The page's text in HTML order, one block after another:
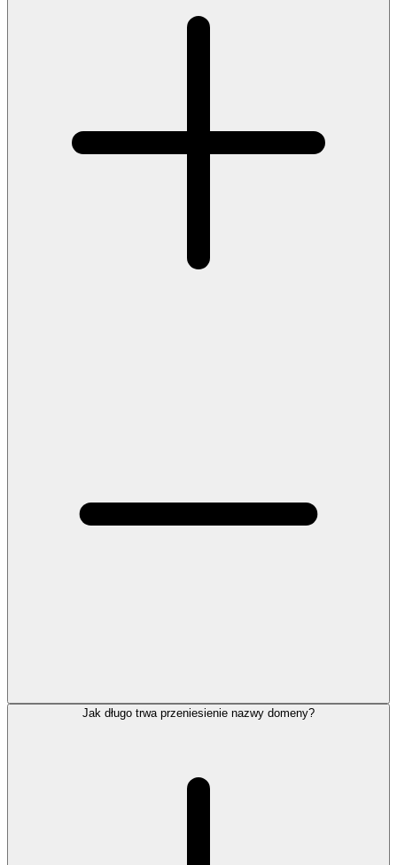
Jak długo trwa przeniesienie nazwy domeny?